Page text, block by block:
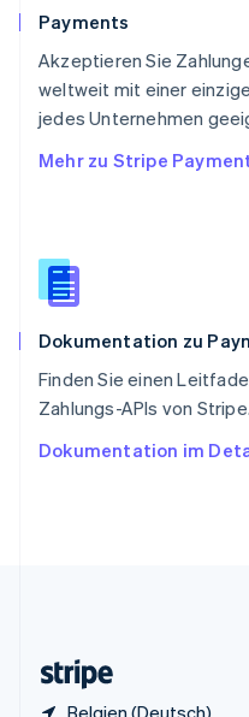
Payments
Akzeptieren Sie
weltweit mit einer
jedes Unternehmen
Mehr zu Stripe
Dokumentation zu
Finden Sie einen
Zahlungs-APIs von Stripe.
Dokumentation im
Belgien (Deutsch)
Schweiz
Singapur
English简体中文
Slowakei
Slowenien
English
Spanien
Thailand
Tschechische
English
English